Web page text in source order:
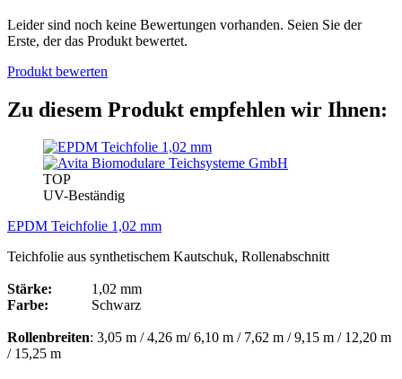
Leider sind noch keine Bewertungen vorhanden. Seien Sie der
Erste, der das Produkt bewertet.
Produkt bewerten
Zu diesem Produkt empfehlen wir Ihnen:
TOP
UV-Beständig
EPDM Teichfolie 1,02 mm
Teichfolie aus synthetischem Kautschuk, Rollenabschnitt
Stärke: 1,02 mm
Farbe:
Schwarz
Rollenbreiten: 3,05 m / 4,26 m/ 6,10 m / 7,62 m / 9,15 m / 12,20 m
/ 15,25 m